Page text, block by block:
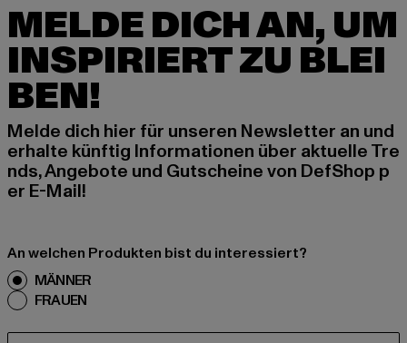
MELDE DICH AN, UM
INSPIRIERT ZU BLEI
BEN!
Melde dich hier für unseren Newsletter an und
erhalte künftig Informationen über aktuelle Tre
nds, Angebote und Gutscheine von DefShop p
er E-Mail!
An welchen Produkten bist du interessiert?
MÄNNER
FRAUEN